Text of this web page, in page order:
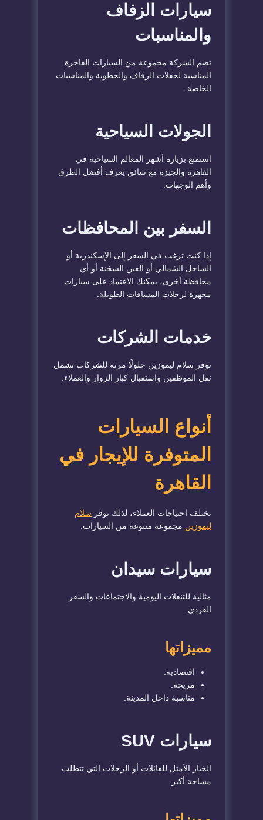
سيارات الزفاف
والمناسبات
تضم الشركة مجموعة من السيارات الفاخرة
المناسبة لحفلات الزفاف والخطوبة والمناسبات
الخاصة.
الجولات السياحية
استمتع بزيارة أشهر المعالم السياحية في
القاهرة والجيزة مع سائق يعرف أفضل الطرق
وأهم الوجهات.
السفر بين المحافظات
إذا كنت ترغب في السفر إلى الإسكندرية أو
الساحل الشمالي أو العين السخنة أو أي
محافظة أخرى، يمكنك الاعتماد على سيارات
مجهزة لرحلات المسافات الطويلة.
خدمات الشركات
توفر سلام ليموزين حلولًا مرنة للشركات تشمل
نقل الموظفين واستقبال كبار الزوار والعملاء.
أنواع السيارات
المتوفرة للإيجار في
القاهرة
تختلف احتياجات العملاء، لذلك توفر سلام
ليموزين مجموعة متنوعة من السيارات.
سيارات سيدان
مثالية للتنقلات اليومية والاجتماعات والسفر
الفردي.
مميزاتها
اقتصادية.
مريحة.
مناسبة داخل المدينة.
سيارات SUV
الخيار الأمثل للعائلات أو الرحلات التي تتطلب
مساحة أكبر.